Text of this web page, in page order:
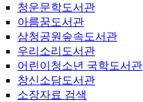
청운문학도서관
아름꿈도서관
삼청공원숲속도서관
우리소리도서관
어린이청소년 국학도서관
창신소담도서관
소장자료 검색